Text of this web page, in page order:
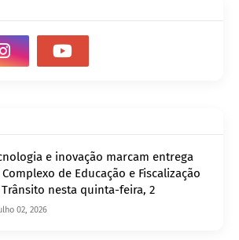
e inovação marcam entrega
de Educação e Fiscalização
Trânsito nesta quinta-feira, 2
02, 2026